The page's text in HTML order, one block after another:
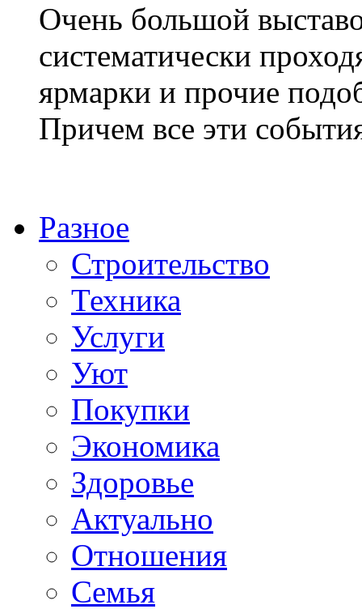
Очень большой
систематически
ярмарки и прочие
Причем все эти
Разное
Строительство
Техника
Услуги
Уют
Покупки
Экономика
Здоровье
Актуально
Отношения
Семья